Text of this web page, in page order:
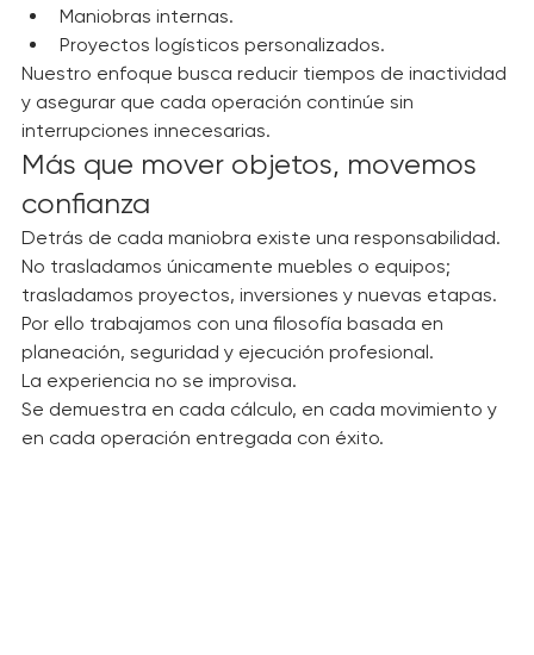
Movimiento de equipos especializados.
Maniobras internas.
Proyectos logísticos personalizados.
Nuestro enfoque busca reducir tiempos de inactividad
y asegurar que cada operación continúe sin
interrupciones innecesarias.
Más que mover objetos, movemos
confianza
Detrás de cada maniobra existe una responsabilidad.
No trasladamos únicamente muebles o equipos;
trasladamos proyectos, inversiones y nuevas etapas.
Por ello trabajamos con una filosofía basada en
planeación, seguridad y ejecución profesional.
La experiencia no se improvisa.
Se demuestra en cada cálculo, en cada movimiento y